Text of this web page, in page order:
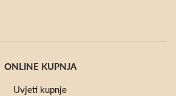
ONLINE KUPNJA
Uvjeti kupnje